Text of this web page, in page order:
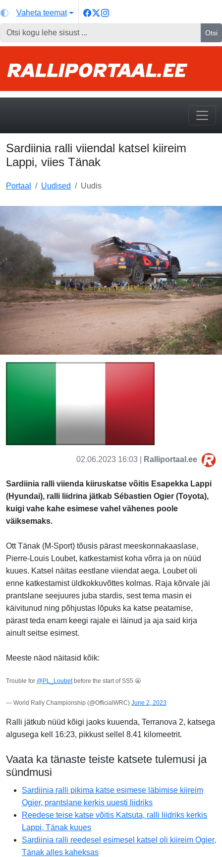
Vaheta teemat
Otsi
Sardiinia ralli viiendal katsel kiireim
Lappi, viies Tänak
Portaal Uudised Uudis
02.06.2023 16:03 | Ralliportaal.ee
Sardiinia ralli viienda kiiruskatse võitis Esapekka Lappi
(Hyundai), ralli liidrina jätkab Sébastien Ogier (Toyota),
kuigi vahe kahe esimese vahel vähenes poole
väiksemaks.
Ott Tänak (M-Sport) tõusis pärast meeskonnakaaslase,
Pierre-Louis Loubet, katkestamist koha võrra ja on nüüd
kuues. Katsel näitas eestlane viiendat aega. Loubetoli
enne katkestamist üldkokkuvõttes kolmas. Raja kõrvale jäi
prantslane seejuures juba stardis, sest tema masin ei
käivitunud ning põhjustas lõpuks ka katse peatamise,
pärast teda enam keegi rajale ei läinud ja aja said kirja
ainult seitse esimest.
Meeste näod näitasid kõik:
Trouble for @PL_Loubetbefore the start of SS5 😬
— World Rally Championship (@OfficialWRC) June 2, 2023
Ralli jätkub nüüd kõigi jaoks kuuenda, Terranova 2, katsega
algusega kell 16:23, pikkust sellel 8.41 kilomeetrit.
Vaata ka tänaste teiste katsete tulemusi ja
sündmusi
Sardiinia ralli pikima katse esimese läbimise kiireim
Ogier, prantslane kerkis uuesti liidriks
Reedese teise katse võitis Katsuta, ralli liidriks kerkis
Lappi, Tänak kuues
Sardiinia ralli reedesel esimesel katsel oli kiireim Ogier,
Tänak alles kaheksas